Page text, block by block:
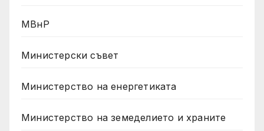
МВнР
Министерски съвет
Министерство на енергетиката
Министерство на земеделието и храните